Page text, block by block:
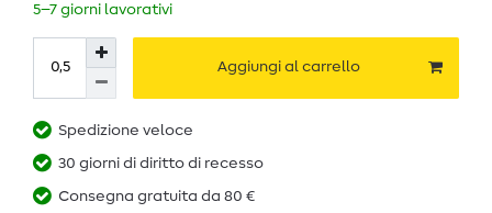
5–7 giorni lavorativi
Aggiungi al carrello
Spedizione veloce
30 giorni di diritto di recesso
Consegna gratuita da 80 €